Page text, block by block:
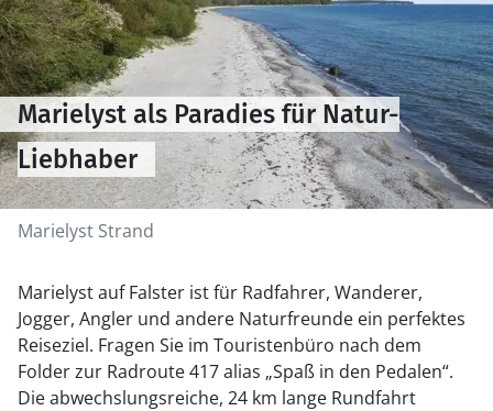
Marielyst Strand
Marielyst als Paradies für Natur-
Liebhaber
Marielyst auf Falster ist für Radfahrer, Wanderer,
Jogger, Angler und andere Naturfreunde ein perfektes
Reiseziel. Fragen Sie im Touristenbüro nach dem
Folder zur Radroute 417 alias „Spaß in den Pedalen“.
Die abwechslungsreiche, 24 km lange Rundfahrt